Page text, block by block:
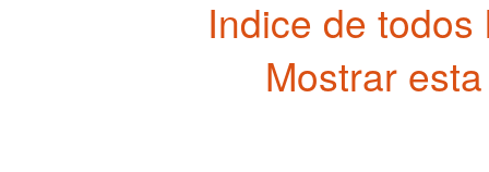
Indice de
Mostrar